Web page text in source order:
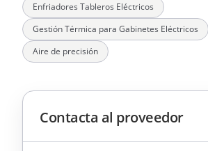
Enfriadores Tableros Eléctricos
Gestión Térmica para Gabinetes Eléctricos
Aire de precisión
Contacta al proveedor